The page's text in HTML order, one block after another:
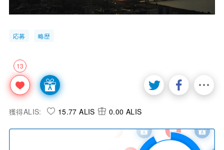
応募 略歴
13
獲得ALIS: 15.77 ALIS 0.00 ALIS